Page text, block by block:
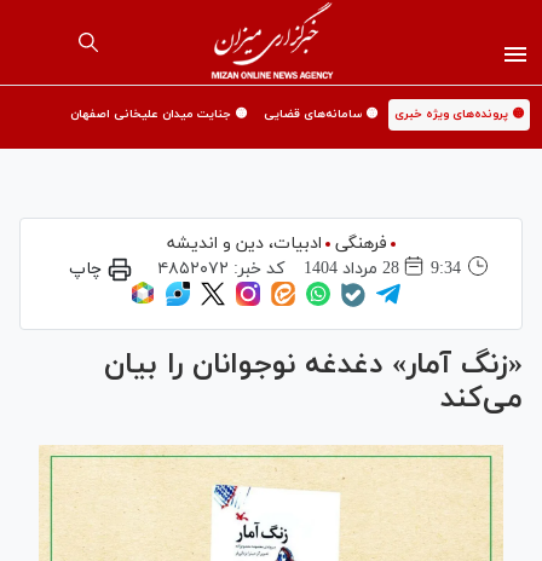
🟡 پرونده‌های ویژه خبری 🟡 سامانه‌های قضایی 🟡 جنایت میدان علیخانی اصفهان
فرهنگی
ادبیات، دین و اندیشه
9:34
28 مرداد 1404 کد خبر: ۴۸۵۲۰۷۲ چاپ
«زنگ آمار» دغدغه نوجوانان را بیان
می‌کند